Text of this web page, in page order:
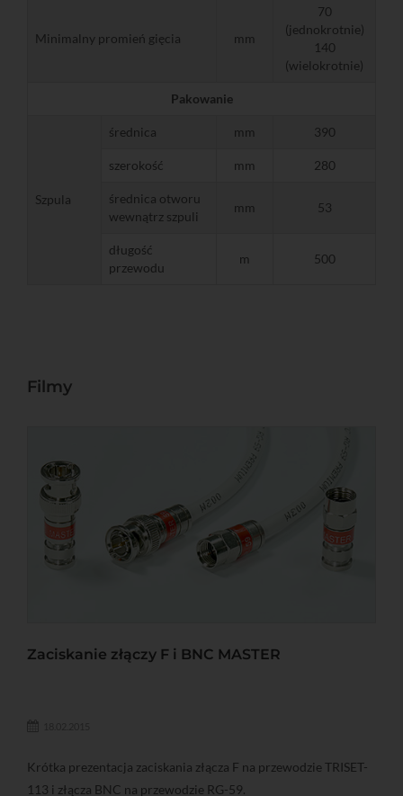
Minimalny promień gięcia mm
70
(jednokrotnie)
140
(wielokrotnie)
Pakowanie
Szpula
średnica mm 390
szerokość mm 280
średnica otworu
wewnątrz szpuli
mm 53
długość
przewodu
m 500
Filmy
Zaciskanie złączy F i BNC MASTER
Krótka prezentacja zaciskania złącza F na przewodzie TRISET-
113 i złącza BNC na przewodzie RG-59.